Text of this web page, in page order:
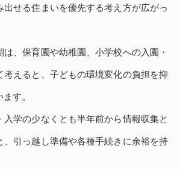
出せる住まいを優先する考え方が広がっ
、保育園や幼稚園、小学校への入園・
考えると、子どもの環境変化の負担を抑
す。
入学の少なくとも半年前から情報収集と
、引っ越し準備や各種手続きに余裕を持